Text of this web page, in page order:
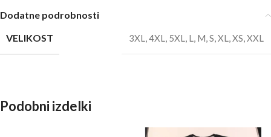
Dodatne podrobnosti
VELIKOST
3XL,4XL, 5XL, L, M,S,XL,XS,XXL
Podobni izdelki